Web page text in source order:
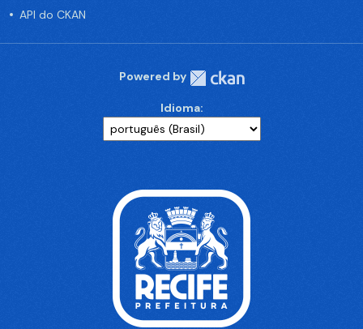
API do CKAN
Powered by
Idioma